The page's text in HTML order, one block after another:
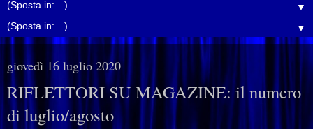
▼
▼
giovedì 16 luglio 2020
RIFLETTORI SU MAGAZINE: il numero
di luglio/agosto